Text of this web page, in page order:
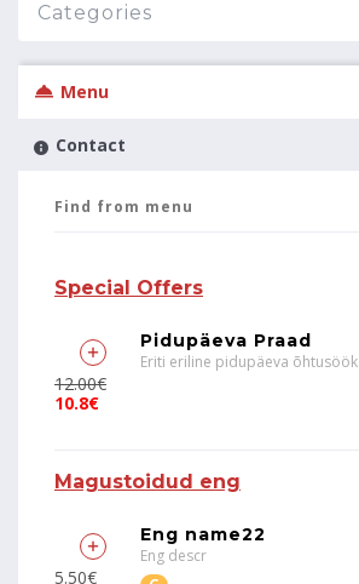
Categories
Menu
Contact
Special Offers
12.00€
10.8€
Pidupäeva Praad
Eriti eriline pidupäeva õhtusöök
Magustoidud eng
5.50€
Eng name22
Eng descr